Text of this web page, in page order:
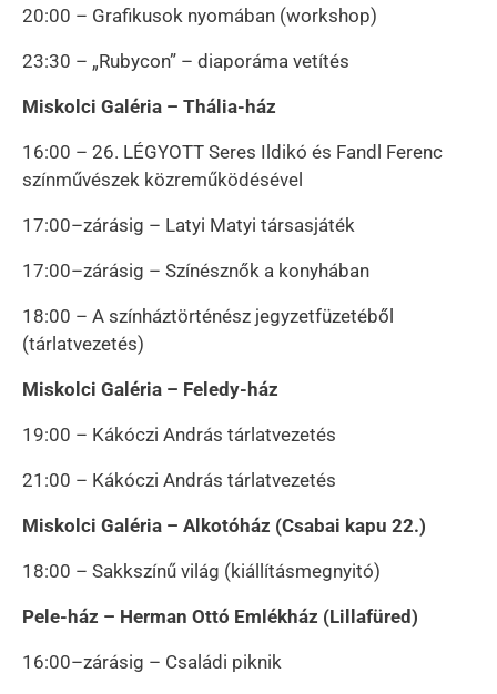
20:00 – Grafikusok nyomában (workshop)
23:30 – „Rubycon” – diaporáma vetítés
Miskolci Galéria – Thália-ház
16:00 – 26. LÉGYOTT Seres Ildikó és Fandl Ferenc
színművészek közreműködésével
17:00–zárásig – Latyi Matyi társasjáték
17:00–zárásig – Színésznők a konyhában
18:00 – A színháztörténész jegyzetfüzetéből
(tárlatvezetés)
Miskolci Galéria – Feledy-ház
19:00 – Kákóczi András tárlatvezetés
21:00 – Kákóczi András tárlatvezetés
Miskolci Galéria – Alkotóház (Csabai kapu 22.)
18:00 – Sakkszínű világ (kiállításmegnyitó)
Pele-ház – Herman Ottó Emlékház (Lillafüred)
16:00–zárásig – Családi piknik